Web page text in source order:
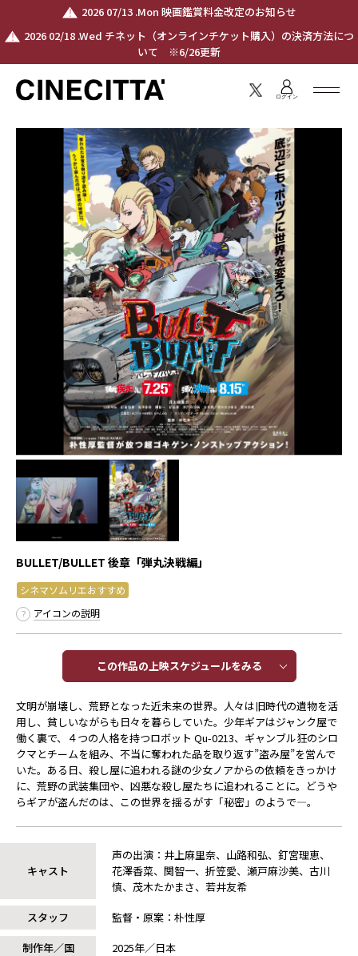
2026 07/13 .Mon 映画鑑賞料金改定のお知らせ
2026 02/18 .Wed チネット（オンラインチケット購入）の決済方法につ
いて ※6/26更新
ログイン
BULLET/BULLET 後章「弾丸決戦編」
シネマソムリエおすすめ
アイコンの説明
この作品の上映スケジュールをみる​​
文明が崩壊し、荒野となった近未来の世界。人々は旧時代の遺物を活
用し、貧しいながらも日々を暮らしていた。少年ギアはジャンク屋で
働く裏で、４つの人格を持つロボット Qu-0213、ギャンブル狂のシロ
クマとチームを組み、不当に奪われた品を取り返す”盗み屋”を営んで
いた。ある日、殺し屋に追われる謎の少女ノアからの依頼をきっかけ
に、荒野の武装集団や、凶悪な殺し屋たちに追われることに。どうや
らギアが盗んだのは、この世界を揺るがす「秘密」のようで—。
キャスト
声の出演：井上麻里奈、山路和弘、釘宮理恵、
花澤香菜、関智一、折笠愛、瀬戸麻沙美、古川
慎、茂木たかまさ、若井友希
スタッフ
監督・原案：朴性厚
制作年／国
2025年／日本